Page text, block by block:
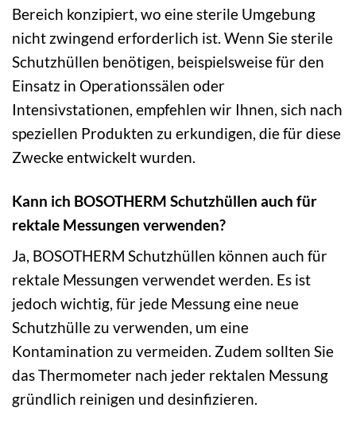
Bereich konzipiert, wo eine sterile Umgebung
nicht zwingend erforderlich ist. Wenn Sie sterile
Schutzhüllen benötigen, beispielsweise für den
Einsatz in Operationssälen oder
Intensivstationen, empfehlen wir Ihnen, sich nach
speziellen Produkten zu erkundigen, die für diese
Zwecke entwickelt wurden.
Kann ich BOSOTHERM Schutzhüllen auch für
rektale Messungen verwenden?
Ja, BOSOTHERM Schutzhüllen können auch für
rektale Messungen verwendet werden. Es ist
jedoch wichtig, für jede Messung eine neue
Schutzhülle zu verwenden, um eine
Kontamination zu vermeiden. Zudem sollten Sie
das Thermometer nach jeder rektalen Messung
gründlich reinigen und desinfizieren.